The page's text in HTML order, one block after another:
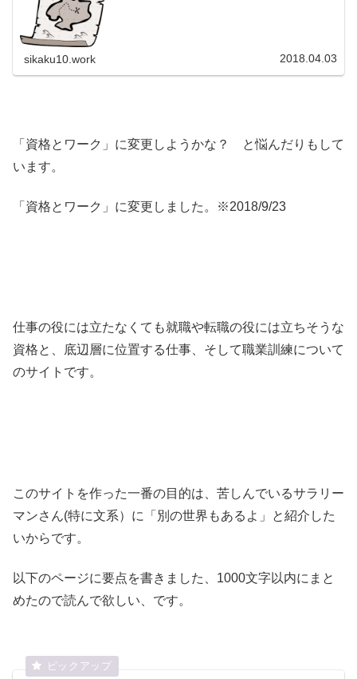
sikaku10.work 2018.04.03
「資格とワーク」に変更しようかな？ と悩んだりもして
います。
「資格とワーク」に変更しました。※2018/9/23
仕事の役には立たなくても就職や転職の役には立ちそうな
資格と、底辺層に位置する仕事、そして職業訓練について
のサイトです。
このサイトを作った一番の目的は、苦しんでいるサラリー
マンさん(特に文系）に「別の世界もあるよ」と紹介した
いからです。
以下のページに要点を書きました、1000文字以内にまと
めたので読んで欲しい、です。